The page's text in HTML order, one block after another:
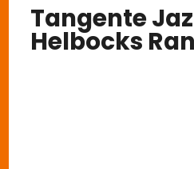
Tangente
Helbocks